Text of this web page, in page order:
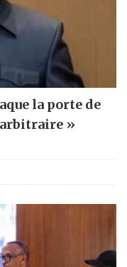
la porte de
arbitraire »